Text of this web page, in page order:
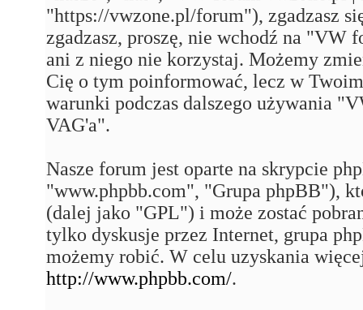
"https://vwzone.pl/forum"), zgadzasz
zgadzasz, proszę, nie wchodź na
ani z niego nie korzystaj. Możemy
Cię o tym poinformować, lecz w
warunki podczas dalszego używania
VAG'a".
Nasze forum jest oparte na skrypcie
"www.phpbb.com", "Grupa phpBB"),
(dalej jako "GPL") i może zostać
tylko dyskusje przez Internet, grupa
możemy robić. W celu uzyskania
http://www.phpbb.com/.